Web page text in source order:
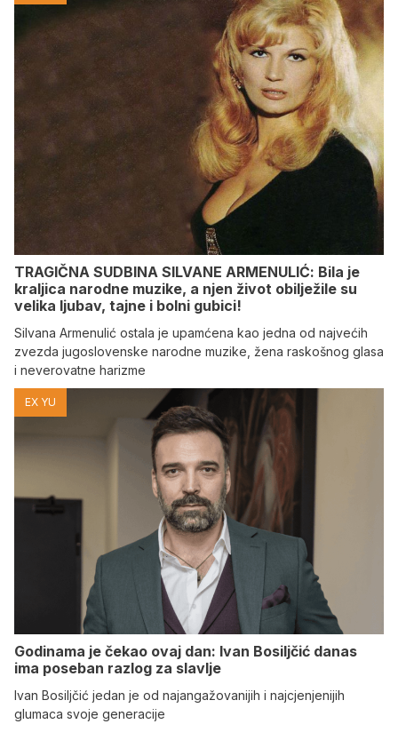
TRAGIČNA SUDBINA SILVANE ARMENULIĆ: Bila je
kraljica narodne muzike, a njen život obilježile su
velika ljubav, tajne i bolni gubici!
Silvana Armenulić ostala je upamćena kao jedna od najvećih
zvezda jugoslovenske narodne muzike, žena raskošnog glasa
i neverovatne harizme
EX YU
Godinama je čekao ovaj dan: Ivan Bosiljčić danas
ima poseban razlog za slavlje
Ivan Bosiljčić jedan je od najangažovanijih i najcjenjenijih
glumaca svoje generacije